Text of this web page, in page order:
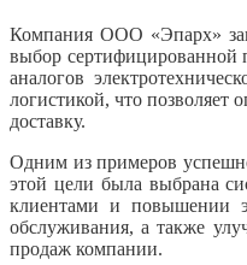
Компания ООО «Эпарх»
выбор сертифицированной
аналогов
логистикой, что позволяет
доставку.
Одним из примеров
этой цели была выбрана
клиентами и повышении
обслуживания, а также
продаж компании.